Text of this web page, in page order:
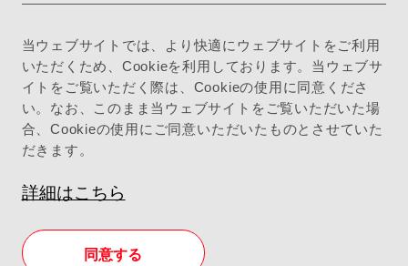
当ウェブサイトでは、より快適にウェブサイトをご利用
いただくため、Cookieを利用しております。当ウェブサ
イトをご覧いただく際は、Cookieの使用に同意くださ
い。なお、このまま当ウェブサイトをご覧いただいた場
合、Cookieの使用にご同意いただいたものとさせていた
だきます。
詳細はこちら
同意する